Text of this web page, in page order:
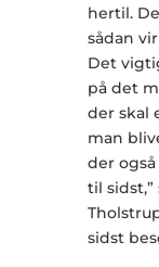
hertil.
sådan
Det
på det
der skal
man
der
til
sidst